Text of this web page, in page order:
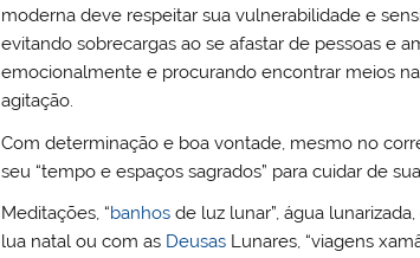
moderna deve respeitar sua vulnerabilidade e
evitando sobrecargas ao se afastar de pessoas e
emocionalmente e procurando encontrar meios
agitação.
Com determinação e boa vontade, mesmo no
seu “tempo e espaços sagrados” para cuidar de
Meditações, “banhos de luz lunar”, água
lua natal ou com as Deusas Lunares, “viagens